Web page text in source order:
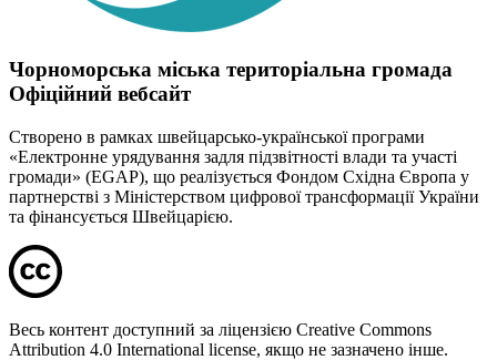
Чорноморська міська територіальна громада
Офіційний вебсайт
Створено в рамках швейцарсько-української програми
«Електронне урядування задля підзвітності влади та участі
громади» (EGAP), що реалізується Фондом Східна Європа у
партнерстві з Міністерством цифрової трансформації України
та фінансується Швейцарією.
Весь контент доступний за ліцензією Creative Commons
Attribution 4.0 International license, якщо не зазначено інше.